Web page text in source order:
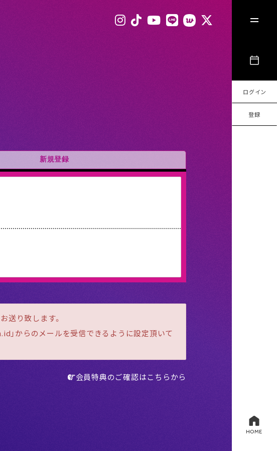
ログイン
登録
HOME
新規登録
送り致します。
」からのメールを受信できるように設定頂いて
会員特典のご確認はこちらから